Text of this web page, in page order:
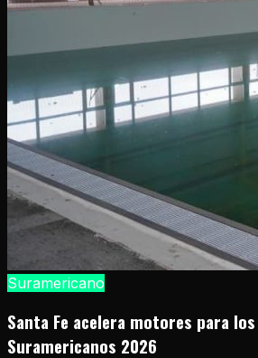
Suramericano
Santa Fe acelera motores para
Suramericanos 2026